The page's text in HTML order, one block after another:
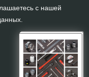
с нашей
.